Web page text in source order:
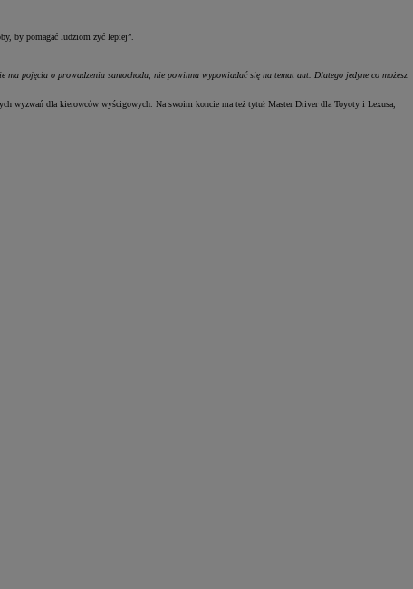
by pomagać ludziom żyć lepiej”.
ma pojęcia o prowadzeniu samochodu, nie powinna wypowiadać się na temat aut. Dlatego jedyne co możesz
wyzwań dla kierowców wyścigowych. Na swoim koncie ma też tytuł Master Driver dla Toyoty i Lexusa,